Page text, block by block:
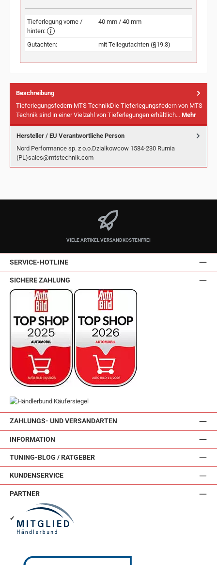
Tieferlegung vorne /
hinten:
40 mm / 40 mm
Gutachten: mit Teilegutachten (§19.3)
Beschreibung
Tieferlegungsfedern MTS TechnikDie Tieferlegungsfedern von MTS
Technik sind in einer Vielzahl von Tieferlegungen erhältlich… Mehr
Hersteller / EU Verantwortliche Person
Nord Performance sp. z o.o.Dzialkowcow 1584-230 Rumia
(PL)sales@mtstechnik.com
VIELE ARTIKEL VERSANDKOSTENFREI
SERVICE-HOTLINE
ZAHLUNGS- UND VERSANDARTEN
INFORMATION
TUNING-BLOG / RATGEBER
KUNDENSERVICE
SICHERE ZAHLUNG
PARTNER
✔